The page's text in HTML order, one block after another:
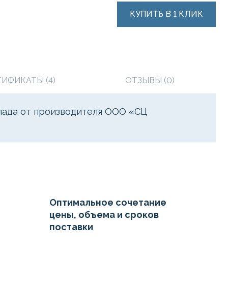
КУПИТЬ В 1 КЛИК
(4) ОТЗЫВЫ (0)
от производителя ООО «СЦ
Оптимальное сочетание
цены, объема и сроков
поставки